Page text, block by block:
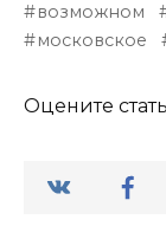
возможном
московское
Оцените